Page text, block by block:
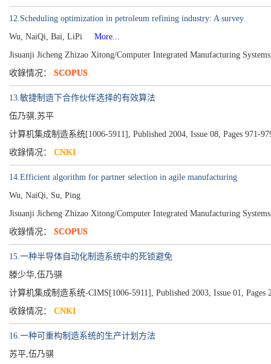
12.Scheduling optimization in petroleum refining industry: A survey
Wu, NaiQi, Bai, LiPi
More...
Jisuanji Jicheng Zhizao Xitong/Computer Integrated Manufacturing
收錄情况： SCOPUS
13.敏捷制造下合作伙伴选择的有效算法
伍乃骐,苏平
计算机集成制造系统[1006-5911], Published 2004, Issue 08, Pages 971-
收錄情况： CNKI
14.Efficient algorithm for partner selection in agile manufacturing
Wu, NaiQi, Su, Ping
Jisuanji Jicheng Zhizao Xitong/Computer Integrated Manufacturing
收錄情况： SCOPUS
15.一种半导体自动化制造系统中的死锁避免
滕少华,伍乃骐
计算机集成制造系统-CIMS[1006-5911], Published 2003, Issue 01, Pages
收錄情况： CNKI
16.一种可重构制造系统的生产计划方法
苏平,伍乃骐